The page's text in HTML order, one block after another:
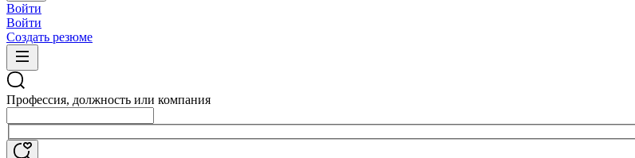
Войти
Войти
Создать резюме
Профессия, должность или компания